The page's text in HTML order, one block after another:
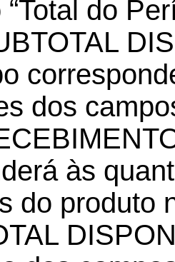
do
dos
às
do produto